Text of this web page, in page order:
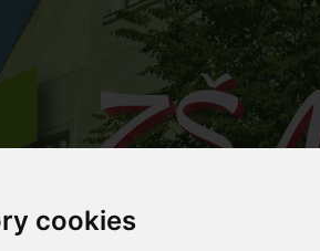
cookies
ZŠ
Co se v Mládí